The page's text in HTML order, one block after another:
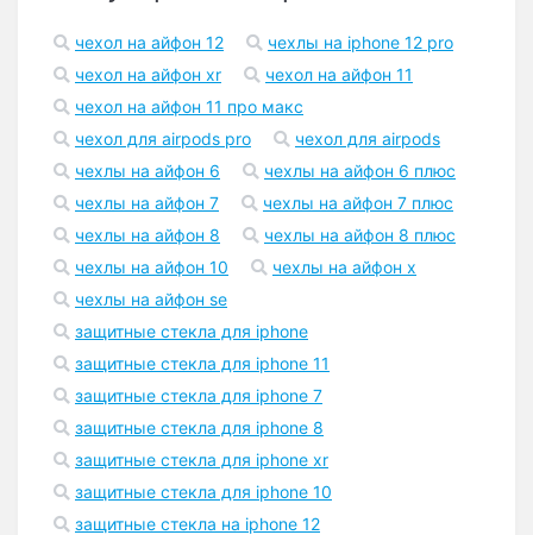
чехол на айфон 12
чехлы на iphone 12 pro
чехол на айфон xr
чехол на айфон 11
чехол на айфон 11 про макс
чехол для airpods pro
чехол для airpods
чехлы на айфон 6
чехлы на айфон 6 плюс
чехлы на айфон 7
чехлы на айфон 7 плюс
чехлы на айфон 8
чехлы на айфон 8 плюс
чехлы на айфон 10
чехлы на айфон x
чехлы на айфон se
защитные стекла для iphone
защитные стекла для iphone 11
защитные стекла для iphone 7
защитные стекла для iphone 8
защитные стекла для iphone xr
защитные стекла для iphone 10
защитные стекла на iphone 12